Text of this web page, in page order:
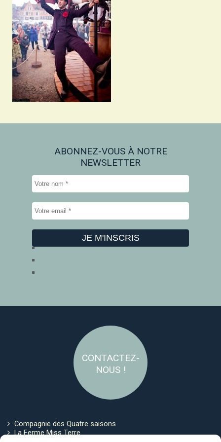
ABONNEZ-VOUS À NOTRE
NEWSLETTER
CONTACTEZ-
NOUS !
Compagnie des Quatre saisons
La Ferme Miss Terre